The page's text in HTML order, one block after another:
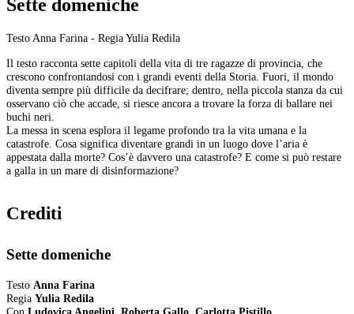
Sette domeniche
Testo Anna Farina - Regia Yulia Redila
Il testo racconta sette capitoli della vita di tre ragazze di provincia, che
crescono confrontandosi con i grandi eventi della Storia. Fuori, il mondo
diventa sempre più difficile da decifrare; dentro, nella piccola stanza da cui
osservano ciò che accade, si riesce ancora a trovare la forza di ballare nei
buchi neri.
La messa in scena esplora il legame profondo tra la vita umana e la
catastrofe. Cosa significa diventare grandi in un luogo dove l’aria è
appestata dalla morte? Cos’è davvero una catastrofe? E come si può restare
a galla in un mare di disinformazione?
Crediti
Sette domeniche
Testo Anna Farina
Regia Yulia Redila
Con Ludovica Angelini, Roberta Gallo, Carlotta Pistillo